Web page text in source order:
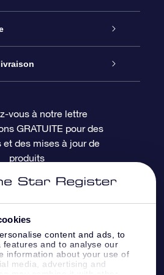
content and ads, to
features and to analyse our
information about your use of
media, advertising and
posées
ligne
étoiles
paiement
vous à notre lettre
GRATUITE pour des
et des mises à jour de
produits